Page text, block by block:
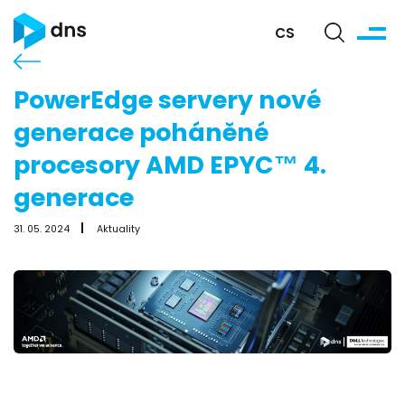
CS
PowerEdge servery nové
generace poháněné
procesory AMD EPYC™ 4.
generace
31. 05. 2024 Aktuality